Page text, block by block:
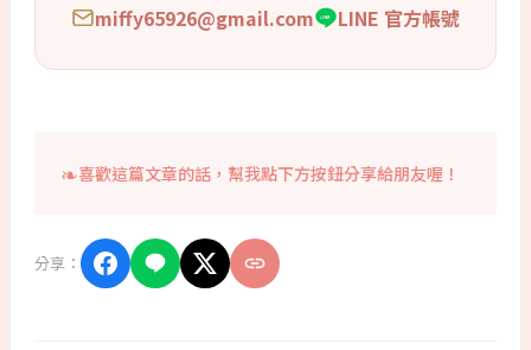
miffy65926@gmail.com LINE 官方帳號
喜歡這篇文章的話，幫我點下方按鈕分享給朋友喔！
分享：